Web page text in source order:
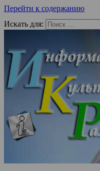
Перейти к содержанию
Искать для: